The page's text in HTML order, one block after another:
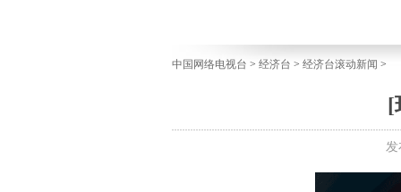
中国网络电视台 > 经济台 > 经济台滚动新闻 >
[